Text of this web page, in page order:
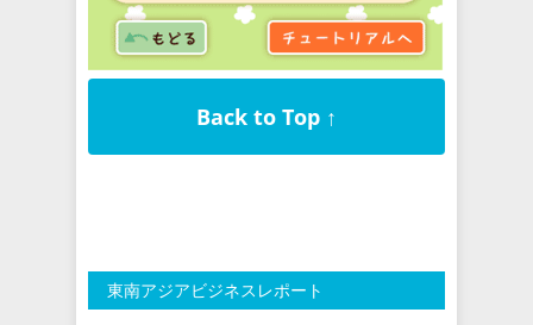
Back to Top ↑
東南アジアビジネスレポート